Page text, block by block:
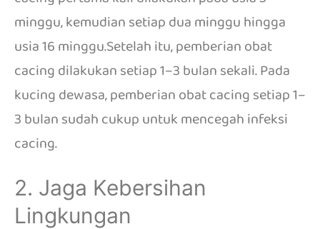
minggu, kemudian setiap dua minggu hingga
usia 16 minggu.Setelah itu, pemberian obat
cacing dilakukan setiap 1–3 bulan sekali.Pada
kucing dewasa, pemberian obat cacing setiap 1–
3 bulan sudah cukup untuk mencegah infeksi
cacing.
2. Jaga Kebersihan
Lingkungan